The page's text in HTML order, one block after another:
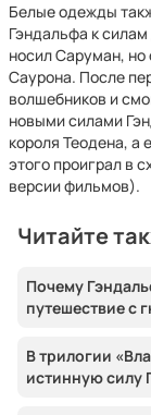
Белые одежды
Гэндальфа к
носил Саруман, но
Саурона. После
волшебников и
новыми силами
короля Теодена, а
этого проиграл в
версии фильмов).
Читайте
Почему
путешествие с
В трилогии
истинную силу